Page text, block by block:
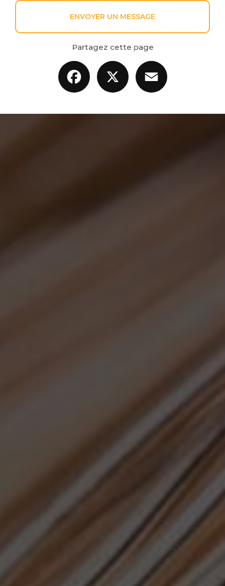
ENVOYER UN MESSAGE
Partagez cette page
Facebook